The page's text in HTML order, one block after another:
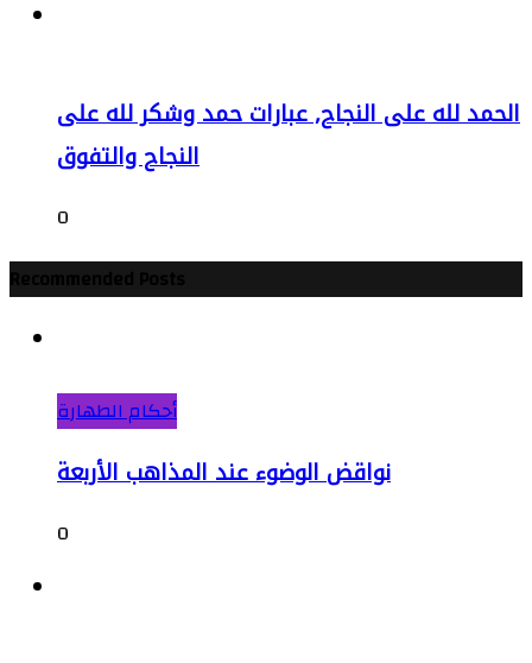
الحمد لله على النجاح, عبارات حمد وشكر لله على
النجاح والتفوق
0
أحكام الطهارة
نواقض الوضوء عند المذاهب الأربعة
0